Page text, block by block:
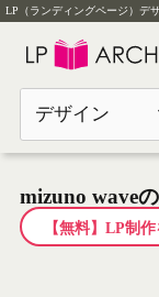
LP（ランディングページ）デ
デザイン
mizuno wave
【無料】LP制